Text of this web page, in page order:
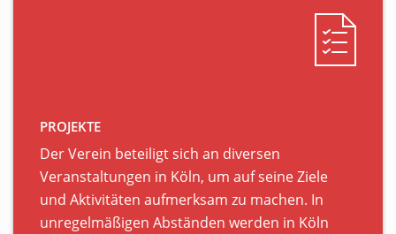
PROJEKTE
Der Verein beteiligt sich an diversen
Veranstaltungen in Köln, um auf seine Ziele
und Aktivitäten aufmerksam zu machen. In
unregelmäßigen Abständen werden in Köln